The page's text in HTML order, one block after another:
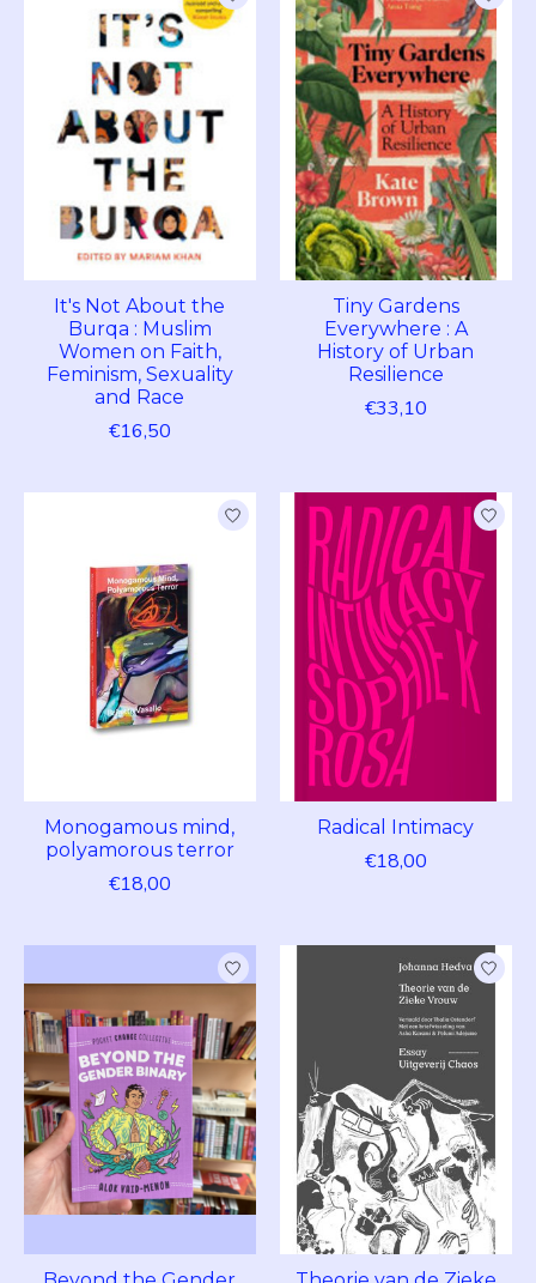
It's Not About the
Burqa : Muslim
Women on Faith,
Feminism, Sexuality
and Race
€16,50
Tiny Gardens
Everywhere : A
History of Urban
Resilience
€33,10
Monogamous mind,
polyamorous terror
€18,00
Radical Intimacy
€18,00